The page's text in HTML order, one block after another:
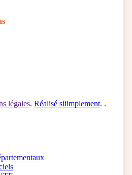
ou bénévole
légales. Réalisé siiimplement. .